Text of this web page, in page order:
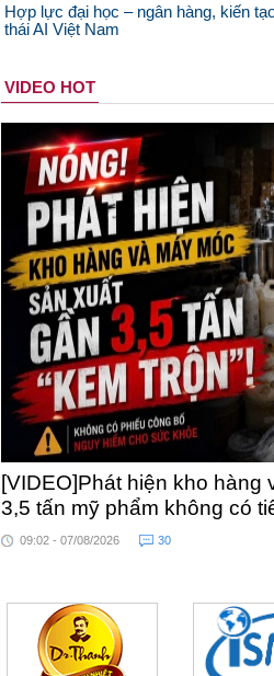
Hợp lực đại học – ngân hàng, kiến
thái AI Việt Nam
VIDEO HOT
[VIDEO]Phát hiện kho hàng
3,5 tấn mỹ phẩm không có
09:02 - 07/08/2026 30